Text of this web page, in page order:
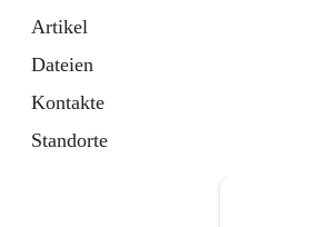
Artikel
Dateien
Kontakte
Standorte